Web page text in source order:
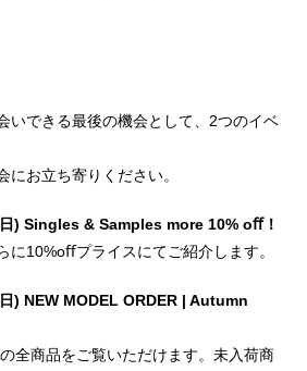
いできる最後の機会として、2つのイベ
にお立ち寄りください。
) Singles & Samples more 10% oﬀ！
に10%oﬀプライスにてご紹介します。
) NEW MODEL ORDER |Autumn
全商品をご覧いただけます。未入荷商